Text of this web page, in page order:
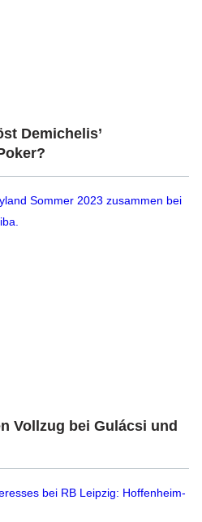
Demichelis’
Vollzug bei Gulácsi und